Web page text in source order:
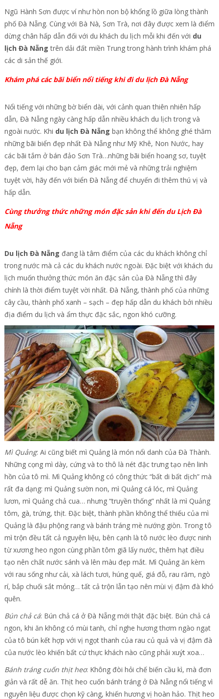
Ngũ Hành Sơn được ví như hòn non bộ khổng lồ giữa lòng thành
phố Đà Nẵng. Cùng với Bà Nà, Sơn Trà, nơi đây được xem là điểm
dừng chân hấp dẫn đối với du khách du lịch mỗi khi đến với du
lịch Đà Nẵng trên dải đất miền Trung trong hành trình khám phá
các di sản thế giới.
Khám phá các bãi biển nổi tiếng khi đi du lịch Đà Nẵng
Nổi tiếng với những bờ biển dài, với cảnh quan thiên nhiên hấp
dẫn, Đà Nẵng ngày càng hấp dẫn nhiều khách du lịch trong và
ngoài nước. Khi du lịch Đà Nẵng bạn không thể không ghé thăm
những bãi biển đẹp nhất Đà Nẵng như Mỹ Khê, Non Nước, hay
các bãi tắm ở bán đảo Sơn Trà…những bãi biển hoang sơ, tuyệt
đẹp, đem lại cho bạn cảm giác mới mẻ và những trải nghiệm
tuyệt vời, hãy đến với biển Đà Nẵng để chuyến đi thêm thú vị và
hấp dẫn.
Cùng thưởng thức những món đặc sản khi đến du Lịch Đà
Nẵng
Du lịch Đà Nẵng đang là tâm điểm của các du khách không chỉ
trong nước mà cả các du khách nước ngoài. Đặc biệt với khách du
lịch muốn thưởng thức món ăn đặc sản của Đà Nẵng thì đây
chính là thời điểm tuyệt vời nhất. Đà Nẵng, thành phố của những
cây cầu, thành phố xanh – sạch – đẹp hấp dẫn du khách bởi nhiều
địa điểm du lịch và ẩm thực đặc sắc, ngon khó cưỡng.
Mì Quảng: Ai cũng biết mì Quảng là món nổi danh của Đà Thành.
Những cọng mì dày, cứng và to thô là nét đặc trưng tạo nên linh
hồn của tô mì. Mì Quảng không có công thức “bất di bất dịch” mà
rất đa dạng: mì Quảng sườn non, mì Quảng cá lóc, mì Quảng
lươn, mì Quảng chả cua… nhưng “truyền thống” nhất là mì Quảng
tôm, gà, trứng, thịt. Đặc biệt, thành phần không thể thiếu của mì
Quảng là đậu phộng rang và bánh tráng mè nướng giòn. Trong tô
mì trộn đều tất cả nguyên liệu, bên cạnh là tô nước lèo được ninh
từ xương heo ngon cùng phần tôm giã lấy nước, thêm hạt điều
tạo nên chất nước sánh và lên màu đẹp mắt. Mì Quảng ăn kèm
với rau sống như cải, xà lách tươi, húng quế, giá đỗ, rau răm, ngò
rí, bắp chuối sắt mỏng… tất cả trộn lẫn tạo nên mùi vị đậm đà khó
quên.
Bún chả cá: Bún chả cá ở Đà Nẵng mới thật đặc biệt. Bún chả cá
ngon, khi ăn không có mùi tanh, chỉ nghe hương thơm ngào ngạt
của tô bún kết hợp với vị ngọt thanh của rau củ quả và vị đậm đà
của nước lèo khiến bất cứ thực khách nào cũng phải xuýt xoa…
Bánh tráng cuốn thịt heo: Không đòi hỏi chế biến cầu kì, mà đơn
giản và rất dễ ăn. Thịt heo cuốn bánh tráng ở Đà Nẵng nổi tiếng vì
nguyên liệu được chọn kỹ càng, khiến hương vị hoàn hảo. Thịt heo